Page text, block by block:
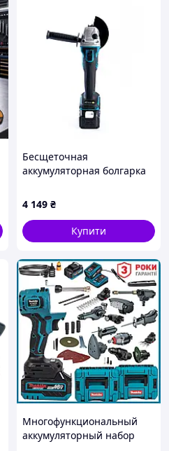
Бесщеточная
аккумуляторная болгарка
ч), Аккумуляторная
болгарка макита
JGGW_4149
4 149 ₴
Купити
Многофункциональный
аккумуляторный набор